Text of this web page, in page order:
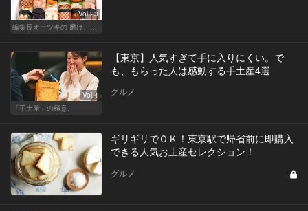
Vol.23
編集長オーツキの 磨け、バカ舌！ 学べ、オトナの遊び
Vol.4
「手土産」の極意。
【東京】人気すぎて手に入りにくい。で
も、もらった人は感動する手土産4選
グルメ
ギリギリでＯＫ！東京駅で帰省前に即購入
できる人気お土産セレクション！
グルメ